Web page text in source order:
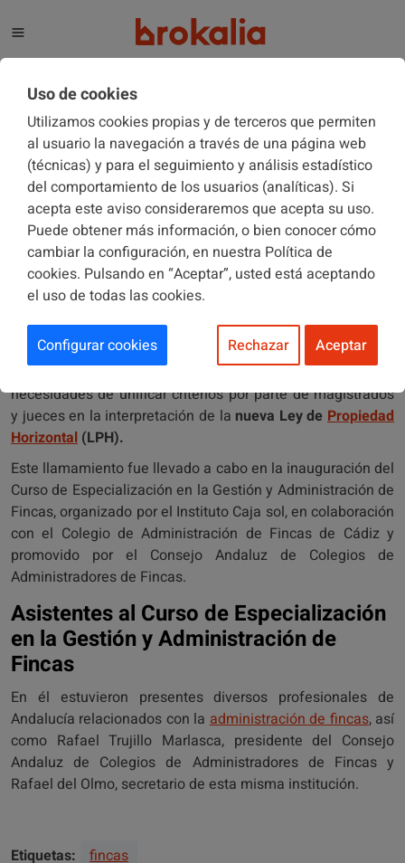
El blog de Brokalia
COMUNIDADES DE PROPIETARIOS 14/04/2014
Los detalles de la nueva ley de
propiedad horizontal a debate
El magistrado y presidente de la Audiencia Provincial de
Alicante, Vicente Magro, defendió el pasado viernes las
necesidades de unificar criterios por parte de magistrados
y jueces en la interpretación de la nueva Ley dePropiedad
Horizontal (LPH).
Este llamamiento fue llevado a cabo en la inauguración del
Curso de Especialización en la Gestión y Administración de
Fincas, organizado por el Instituto Caja sol, en colaboración
con el Colegio de Administración de Fincas de Cádiz y
promovido por el Consejo Andaluz de Colegios de
Administradores de Fincas.
Asistentes al Curso de Especialización
en la Gestión y Administración de
Fincas
En él estuvieron presentes diversos profesionales de
Andalucía relacionados con laadministración de fincas, así
como Rafael Trujillo Marlasca, presidente del Consejo
Andaluz de Colegios de Administradores de Fincas y
Rafael del Olmo, secretario de esta misma institución.
Etiquetas: fincas
Uso de cookies
Utilizamos cookies propias y de terceros que permiten
al usuario la navegación a través de una página web
(técnicas) y para el seguimiento y análisis estadístico
del comportamiento de los usuarios (analíticas). Si
acepta este aviso consideraremos que acepta su uso.
Puede obtener más información, o bien conocer cómo
cambiar la configuración, en nuestra Política de
cookies. Pulsando en “Aceptar”, usted está aceptando
el uso de todas las cookies.
Configurar cookies Rechazar Aceptar